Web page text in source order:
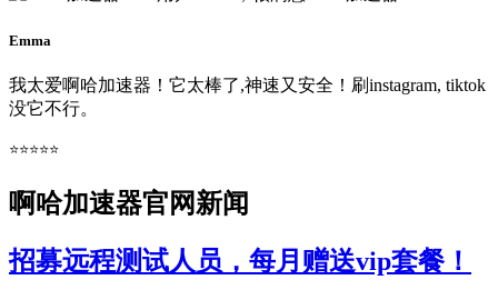
Emma
我太爱啊哈加速器！它太棒了,神速又安全！刷instagram, tiktok
没它不行。
⭐⭐⭐⭐⭐
啊哈加速器官网新闻
招募远程测试人员，每月赠送vip套餐！